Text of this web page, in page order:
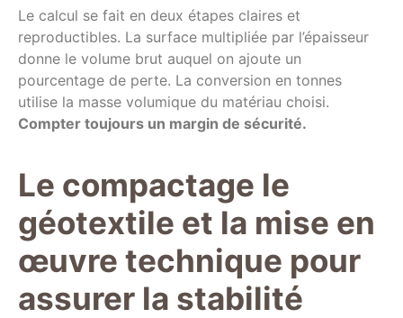
Le calcul se fait en deux étapes claires et
reproductibles. La surface multipliée par l’épaisseur
donne le volume brut auquel on ajoute un
pourcentage de perte. La conversion en tonnes
utilise la masse volumique du matériau choisi.
Compter toujours un margin de sécurité.
Le compactage le
géotextile et la mise en
œuvre technique pour
assurer la stabilité